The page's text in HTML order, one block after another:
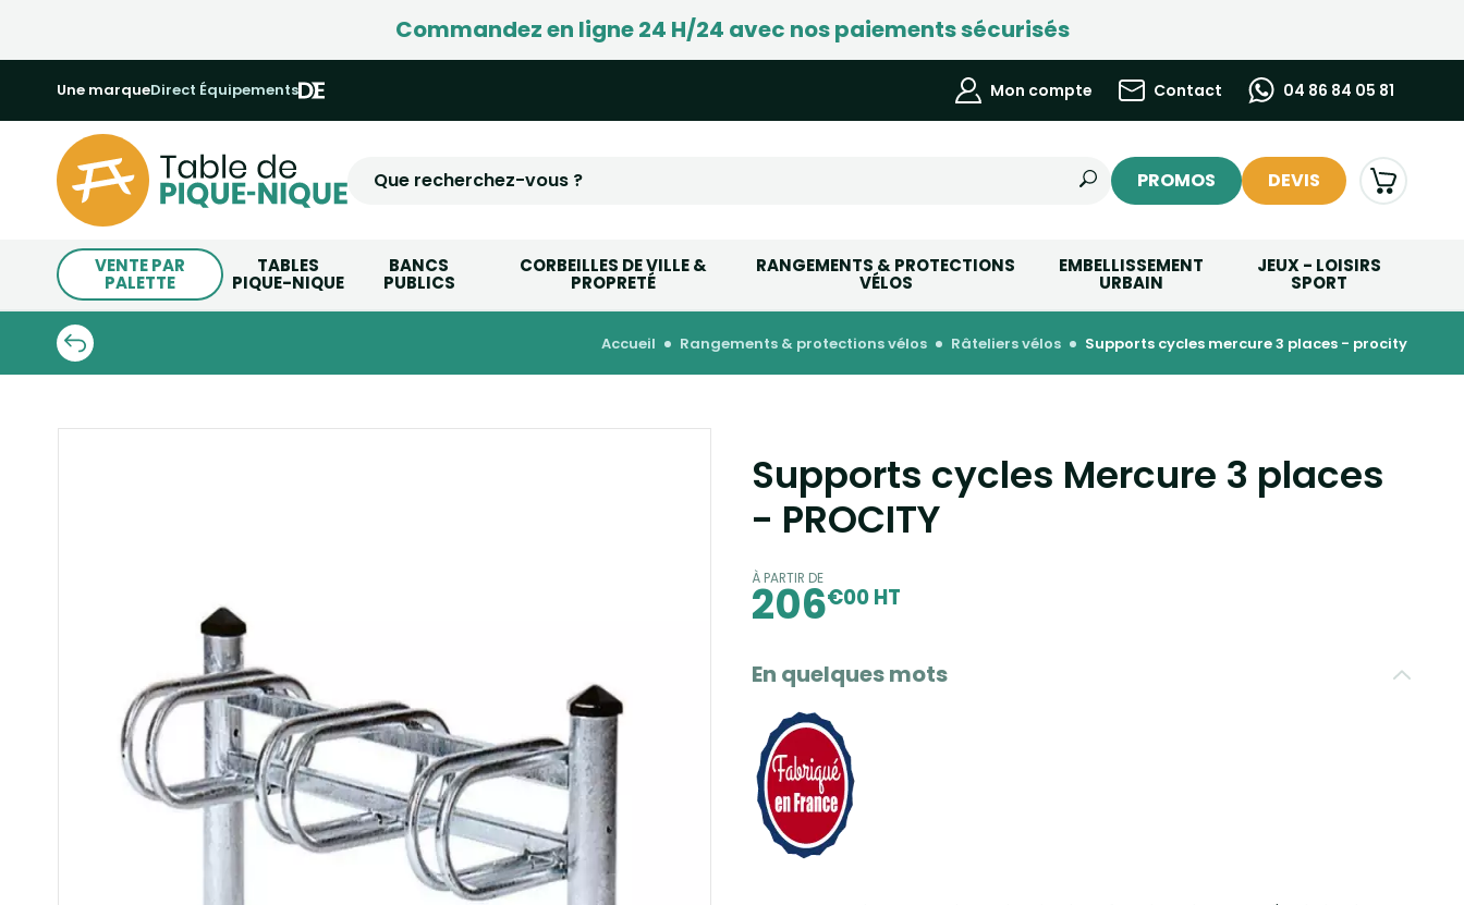
Commandez en ligne 24 H/24 avec nos paiements sécurisés
Une marqueDirect Équipements Mon compte Contact 04 86 84 05 81
PROMOS DEVIS
VENTE PAR
PALETTE
TABLES
PIQUE-NIQUE
BANCS
PUBLICS
CORBEILLES DE VILLE &
PROPRETÉ
RANGEMENTS & PROTECTIONS
VÉLOS
EMBELLISSEMENT
URBAIN
JEUX - LOISIRS
SPORT
accueil rangements & protections vélos râteliers vélos supports cycles mercure 3 places - procity
Supports cycles Mercure 3 places
- PROCITY
À PARTIR DE
206€00 HT
En quelques mots